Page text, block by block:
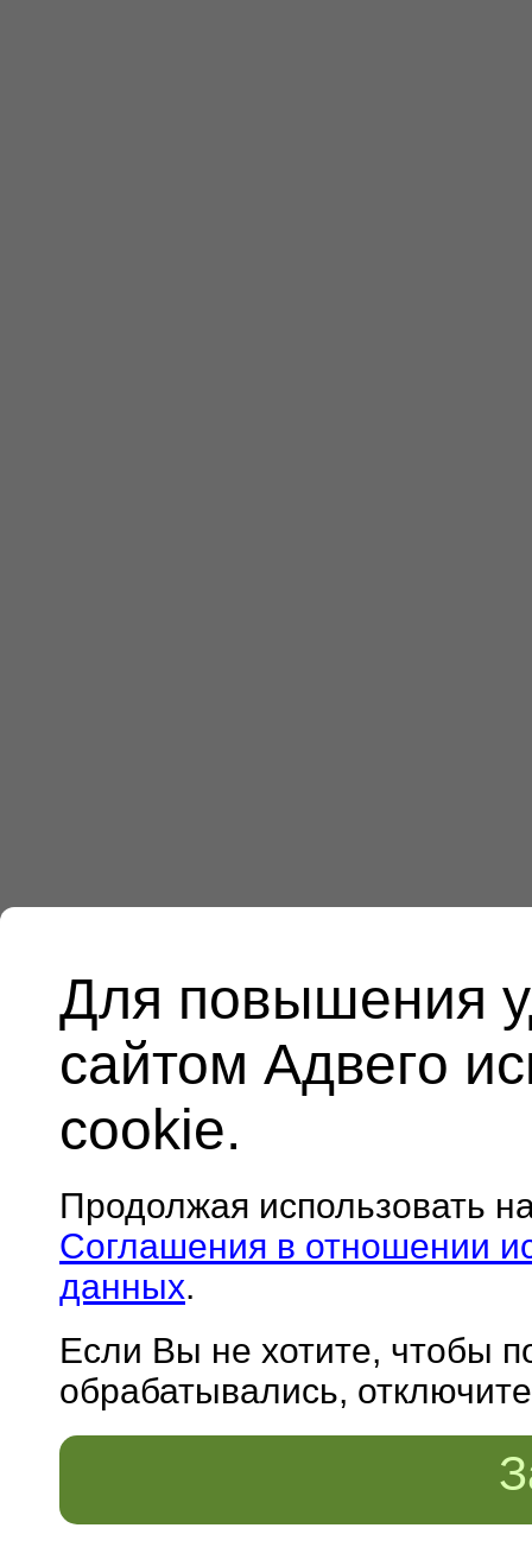
Для повышения
сайтом Адвего
cookie.
Продолжая использовать
Соглашения в отношении
данных.
Если Вы не хотите, чтобы
обрабатывались,